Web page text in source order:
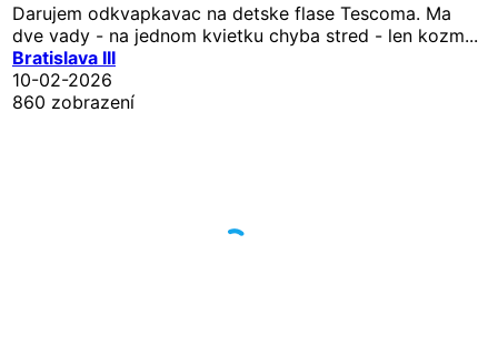
Darujem odkvapkavac na detske flase Tescoma. Ma
dve vady - na jednom kvietku chyba stred - len kozm...
Bratislava III
10-02-2026
860 zobrazení